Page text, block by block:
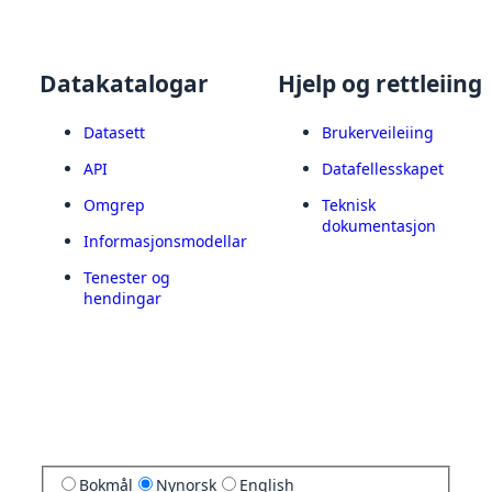
Datakatalogar
Datasett
API
Omgrep
Informasjonsmodellar
Tenester og
hendingar
Hjelp og rettleiing
Brukerveileiing
Datafellesskapet
Teknisk
dokumentasjon
Bokmål Nynorsk English